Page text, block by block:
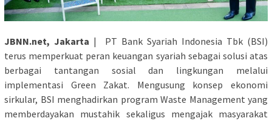
JBNN.net, Jakarta | PT Bank Syariah Indonesia Tbk (BSI)
terus memperkuat peran keuangan syariah sebagai solusi atas
berbagai tantangan sosial dan lingkungan melalui
implementasi Green Zakat. Mengusung konsep ekonomi
sirkular, BSI menghadirkan program Waste Management yang
memberdayakan mustahik sekaligus mengajak masyarakat